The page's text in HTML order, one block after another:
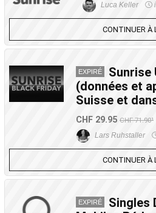
Luca Keller
CONTINUER À
EXPIRÉ
Sunrise
(données et
Suisse et
CHF 29.95 CHF 71.90¹
Lars Ruhstaller
CONTINUER À
EXPIRÉ
Singles